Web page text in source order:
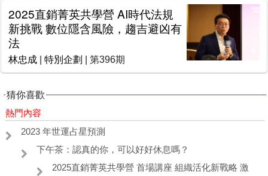
2025直銷菁英共學營 AI時代法規
新挑戰 數位隱含風險，趨吉避凶有
法
林忠成 特別企劃 | 第396期
猜你喜歡
熱門內容
2023 年世運占星預測
下午茶：認真的你，可以好好休息嗎？
2025直銷菁英共學營 首場講座 組織活化新戰略 激